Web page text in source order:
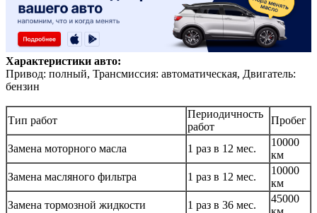
Характеристики авто:
Привод: полный, Трансмиссия: автоматическая, Двигатель:
бензин
Тип работ
Периодичность
работ
Пробег
Замена моторного масла 1 раз в 12 мес.
10000
км
Замена масляного фильтра
1 раз в 12 мес.
10000
км
Замена тормозной жидкости
1 раз в 36 мес.
45000